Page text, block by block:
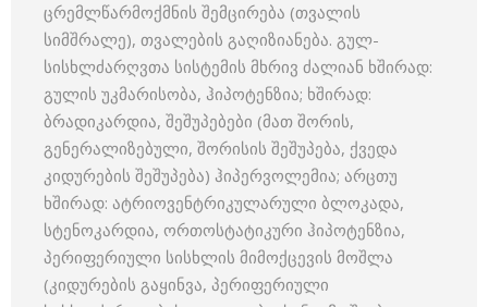
ცრემლწარმოქმნის შემცირება (თვალის
სიმშრალე), თვალების გაღიზიანება. გულ-
სისხლძარღვთა სისტემის მხრივ ძალიან ხშირად:
გულის უკმარისობა, ჰიპოტენზია; ხშირად:
ბრადიკარდია, შეშუპებები (მათ შორის,
გენერალიზებული, შორისის შეშუპება, ქვედა
კიდურების შეშუპება) ჰიპერვოლემია; არცთუ
ხშირად: ატრიოვენტრიკულარული ბლოკადა,
სტენოკარდია, ორთოსტატიკური ჰიპოტენზია,
პერიფერიული სისხლის მიმოქცევის მოშლა
(კიდურების გაყინვა, პერიფერიული